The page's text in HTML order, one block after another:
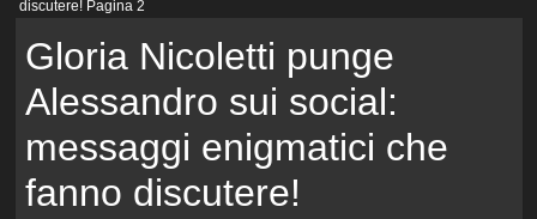
discutere! Pagina 2
Gloria Nicoletti punge
Alessandro sui social:
messaggi enigmatici che
fanno discutere!